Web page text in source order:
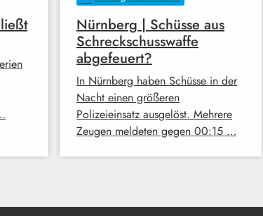
Nürnberg | Schüsse aus
Schreckschusswaffe
abgefeuert?
In Nürnberg haben Schüsse in der
Nacht einen größeren
Polizeieinsatz ausgelöst. Mehrere
Zeugen meldeten gegen 00:15 …